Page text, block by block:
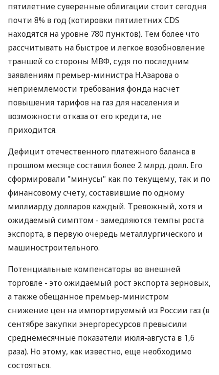
экономических проблем сейчас сущест­вует по обе
стороны Атлантического океана, поэтому
настроения инвесторов переменчивы, как ветер в
осеннюю погоду.
В таких условиях они точно пока не рвутся в
Украину - страховка за риск вложений в
пятилетние суверенные облигации стоит сегодня
почти 8% в год (котировки пятилетних CDS
находятся на уровне 780 пунктов). Тем более что
рассчитывать на быстрое и легкое возобновление
траншей со стороны МВФ, судя по последним
заявлениям премьер-министра Н.Азарова о
неприемлемости требования фонда насчет
повышения тарифов на газ для населения и
возможности отказа от его кредита, не
приходится.
Дефицит отечественного платежного баланса в
прошлом месяце составил более 2 млрд. долл. Его
сформировали "минусы" как по текущему, так и по
финансовому счету, составившие по одному
миллиарду долларов каждый. Тре­вожный, хотя и
ожидаемый симптом - замедляются темпы роста
экспорта, в первую очередь металлургического и
машиностроительного.
Потенциальные компенсаторы во внешней